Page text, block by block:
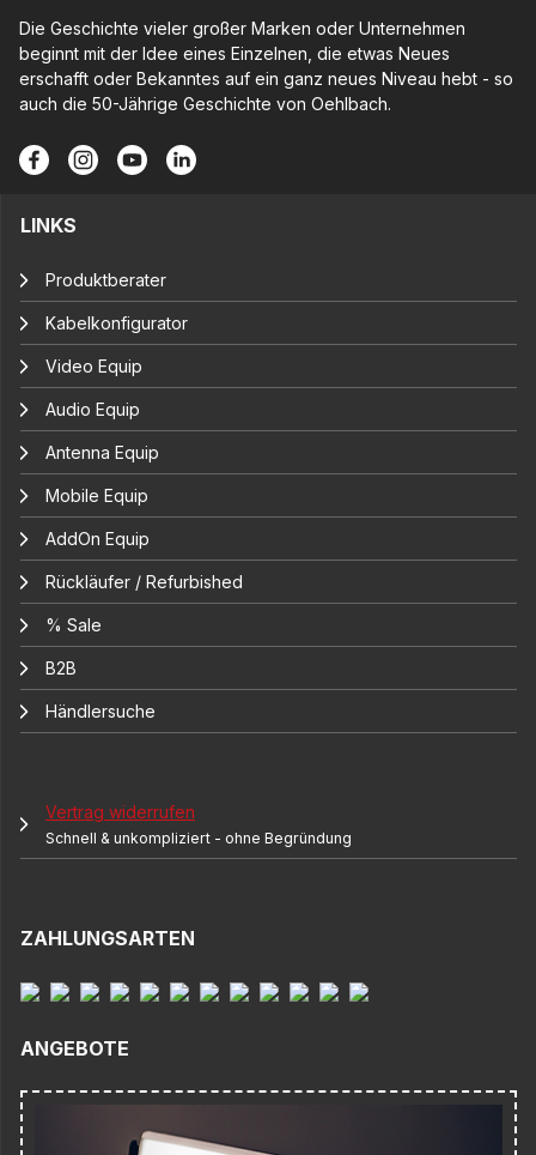
Die Geschichte vieler großer Marken oder Unternehmen
beginnt mit der Idee eines Einzelnen, die etwas Neues
erschafft oder Bekanntes auf ein ganz neues Niveau hebt - so
auch die 50-Jährige Geschichte von Oehlbach.
LINKS
Produktberater
Kabelkonfigurator
Video Equip
Audio Equip
Antenna Equip
Mobile Equip
AddOn Equip
Rückläufer / Refurbished
% Sale
B2B
Händlersuche
Vertrag widerrufen
Schnell & unkompliziert - ohne Begründung
ZAHLUNGSARTEN
ANGEBOTE